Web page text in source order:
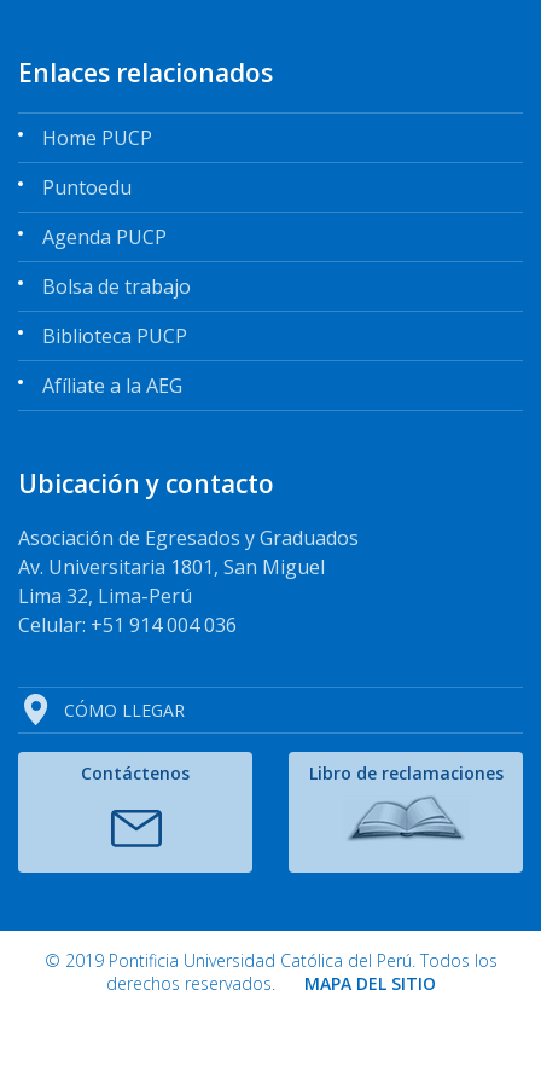
Enlaces relacionados
Home PUCP
Puntoedu
Agenda PUCP
Bolsa de trabajo
Biblioteca PUCP
Afíliate a la AEG
Ubicación y contacto
Asociación de Egresados y Graduados
Av. Universitaria 1801, San Miguel
Lima 32, Lima-Perú
Celular: +51 914 004 036
CÓMO LLEGAR
Contáctenos Libro de reclamaciones
© 2019 Pontificia Universidad Católica del Perú. Todos los
derechos reservados. MAPA DEL SITIO